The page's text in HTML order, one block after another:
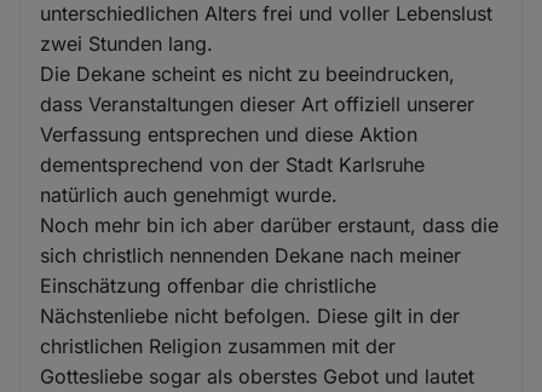
unterschiedlichen Alters frei und voller Lebenslust
zwei Stunden lang.
Die Dekane scheint es nicht zu beeindrucken,
dass Veranstaltungen dieser Art offiziell unserer
Verfassung entsprechen und diese Aktion
dementsprechend von der Stadt Karlsruhe
natürlich auch genehmigt wurde.
Noch mehr bin ich aber darüber erstaunt, dass die
sich christlich nennenden Dekane nach meiner
Einschätzung offenbar die christliche
Nächstenliebe nicht befolgen. Diese gilt in der
christlichen Religion zusammen mit der
Gottesliebe sogar als oberstes Gebot und lautet